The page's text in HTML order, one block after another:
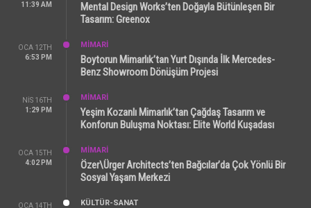
11:39 AM
Mental Design Works’ten Doğayla Bütünleşen Bir
Tasarım: Greenox
OCA 12TH
6:53 PM
MİMARİ
Boytorun Mimarlık’tan Yurt Dışında İlk Mercedes-
Benz Showroom Dönüşüm Projesi
NIS 16TH
1:29 PM
MİMARİ
Yeşim Kozanlı Mimarlık’tan Çağdaş Tasarım ve
Konforun Buluşma Noktası: Elite World Kuşadası
OCA 15TH
4:02 PM
MİMARİ
Özer\Ürger Architects’ten Bağcılar’da Çok Yönlü Bir
Sosyal Yaşam Merkezi
OCA 14TH
KÜLTÜR-SANAT